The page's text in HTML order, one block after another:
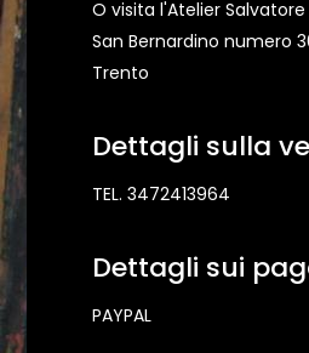
O visita l'Atelier
San Bernardino numero
Trento
Dettagli sulla
TEL. 3472413964
Dettagli sui
PAYPAL